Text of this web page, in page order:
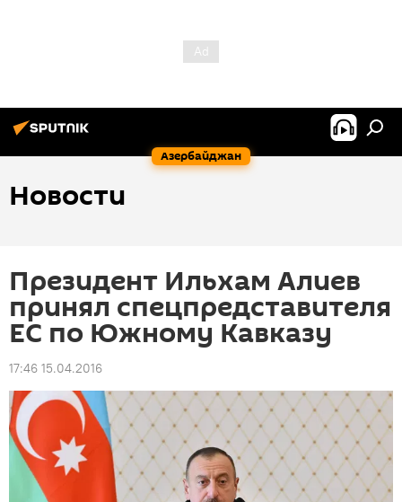
Азербайджан
Новости
Президент Ильхам Алиев
принял спецпредставителя
ЕС по Южному Кавказу
17:46 15.04.2016